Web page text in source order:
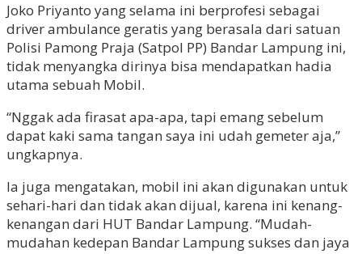
Joko Priyanto yang selama ini berprofesi sebagai
driver ambulance geratis yang berasala dari satuan
Polisi Pamong Praja (Satpol PP) Bandar Lampung ini,
tidak menyangka dirinya bisa mendapatkan hadia
utama sebuah Mobil.
“Nggak ada firasat apa-apa, tapi emang sebelum
dapat kaki sama tangan saya ini udah gemeter aja,”
ungkapnya.
Ia juga mengatakan, mobil ini akan digunakan untuk
sehari-hari dan tidak akan dijual, karena ini kenang-
kenangan dari HUT Bandar Lampung. “Mudah-
mudahan kedepan Bandar Lampung sukses dan jaya